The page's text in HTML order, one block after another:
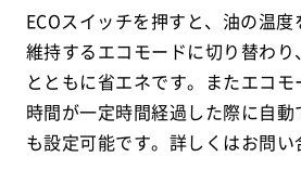
ECOスイッチを押すと、油の温度
維持するエコモードに切り替わ
とともに省エネです。またエコ
時間が一定時間経過した際に自
も設定可能です。詳しくはお問い